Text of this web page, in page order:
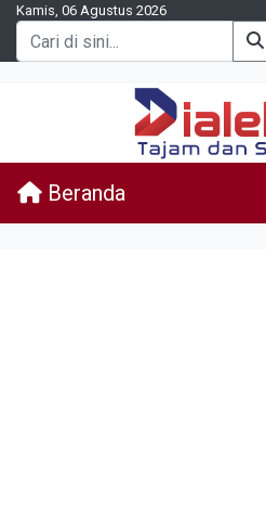
Kamis, 06 Agustus 2026
Beranda